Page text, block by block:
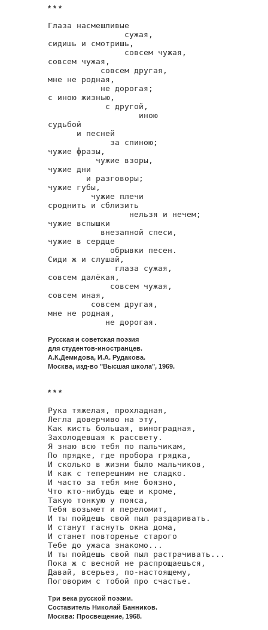
* * *
Глаза насмешливые
                сужая,
сидишь и смотришь,
                совсем чужая,
совсем чужая,
           совсем другая,
мне не родная,
           не дорогая;
с иною жизнью,
            с другой,
                   иною
судьбой
      и песней
             за спиною;
чужие фразы,
          чужие взоры,
чужие дни
        и разговоры;
чужие губы,
         чужие плечи
сроднить и сблизить
                 нельзя и нечем;
чужие вспышки
           внезапной спеси,
чужие в сердце
             обрывки песен.
Сиди ж и слушай,
              глаза сужая,
совсем далёкая,
             совсем чужая,
совсем иная,
         совсем другая,
мне не родная,
            не дорогая.
Русская и советская поэзия
для студентов-иностранцев.
А.К.Демидова, И.А. Рудакова.
Москва, изд-во "Высшая школа", 1969.
* * *
Рука тяжелая, прохладная,
Легла доверчиво на эту,
Как кисть большая, виноградная,
Захолодевшая к рассвету.
Я знаю всю тебя по пальчикам,
По прядке, где пробора грядка,
И сколько в жизни было мальчиков,
И как с теперешним не сладко.
И часто за тебя мне боязно,
Что кто-нибудь еще и кроме,
Такую тонкую у пояса,
Тебя возьмет и переломит,
И ты пойдешь свой пыл раздаривать.
И станут гаснуть окна дома,
И станет повторенье старого
Тебе до ужаса знакомо...
И ты пойдешь свой пыл растрачивать...
Пока ж с весной не распрощаешься,
Давай, всерьез, по-настоящему,
Поговорим с тобой про счастье.
Три века русской поэзии.
Составитель Николай Банников.
Москва: Просвещение, 1968.